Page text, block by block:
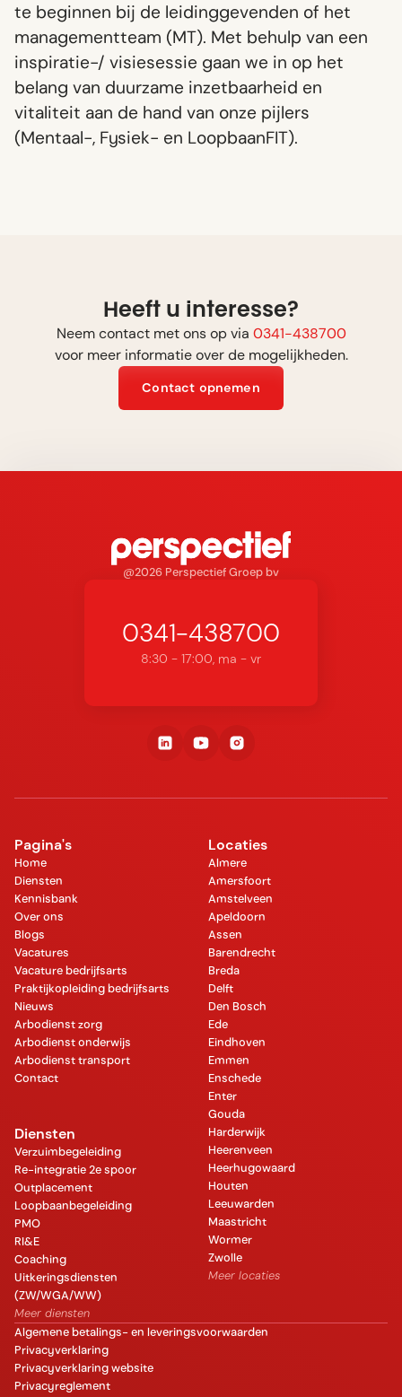
te beginnen bij de leidinggevenden of het
managementteam (MT). Met behulp van een
inspiratie-/ visiesessie gaan we in op het
belang van duurzame inzetbaarheid en
vitaliteit aan de hand van onze pijlers
(Mentaal-, Fysiek- en LoopbaanFIT).
Heeft u interesse?
Neem contact met ons op via 0341-438700
voor meer informatie over de mogelijkheden.
Contact opnemen
@2026 Perspectief Groep bv
0341-438700
8:30 - 17:00, ma - vr
Pagina's
Home
Diensten
Kennisbank
Over ons
Blogs
Vacatures
Vacature bedrijfsarts
Praktijkopleiding bedrijfsarts
Nieuws
Arbodienst zorg
Arbodienst onderwijs
Arbodienst transport
Contact
Diensten
Verzuimbegeleiding
Re-integratie 2e spoor
Outplacement
Loopbaanbegeleiding
PMO
RI&E
Coaching
Uitkeringsdiensten
(ZW/WGA/WW)
Meer diensten
Locaties
Almere
Amersfoort
Amstelveen
Apeldoorn
Assen
Barendrecht
Breda
Delft
Den Bosch
Ede
Eindhoven
Emmen
Enschede
Enter
Gouda
Harderwijk
Heerenveen
Heerhugowaard
Houten
Leeuwarden
Maastricht
Wormer
Zwolle
Meer locaties
Algemene betalings- en leveringsvoorwaarden
Privacyverklaring
Privacyverklaring website
Privacyreglement